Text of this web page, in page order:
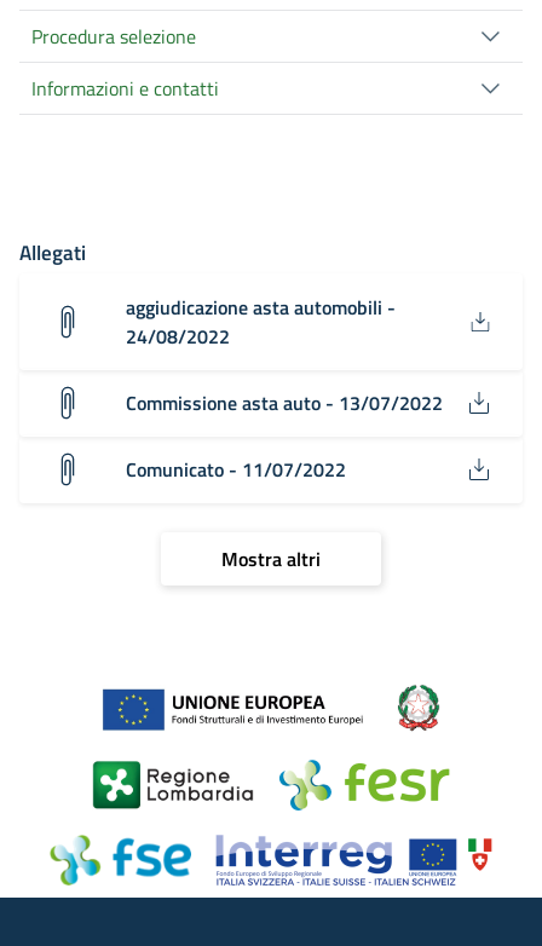
Procedura selezione
Informazioni e contatti
Allegati
aggiudicazione asta automobili -
24/08/2022
Commissione asta auto - 13/07/2022
Comunicato - 11/07/2022
Mostra altri